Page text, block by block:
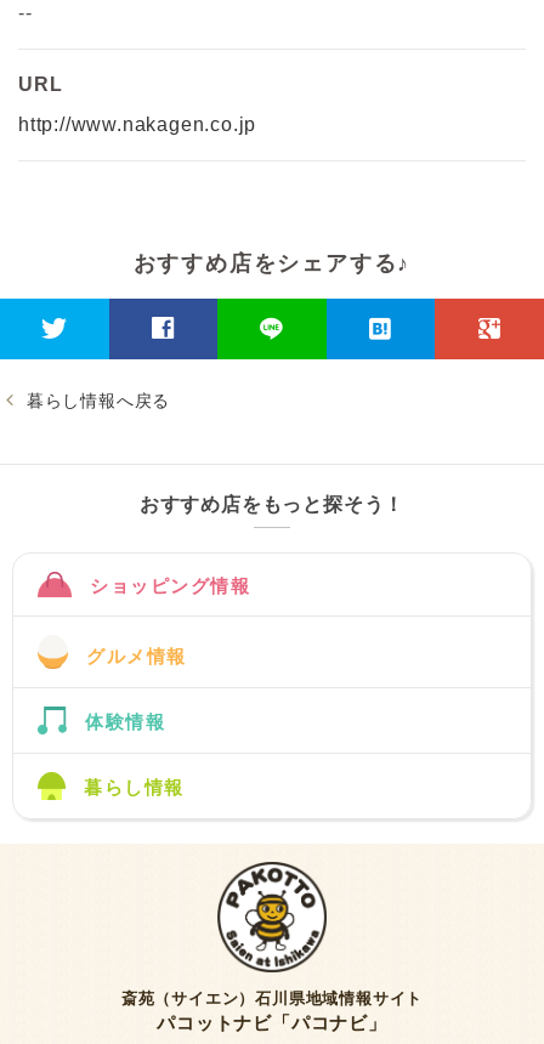
--
URL
http://www.nakagen.co.jp
おすすめ店をシェアする♪
暮らし情報へ戻る
おすすめ店をもっと探そう！
ショッピング情報
グルメ情報
体験情報
暮らし情報
斎苑（サイエン）石川県地域情報サイト
パコットナビ「パコナビ」